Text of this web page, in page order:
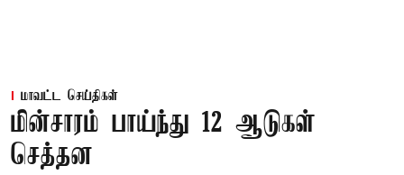
மாவட்ட செய்திகள்
மின்சாரம் பாய்ந்து 12 ஆடுகள்
செத்தன